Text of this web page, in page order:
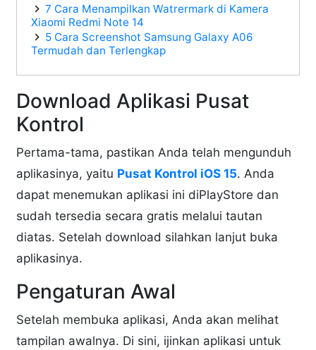
7 Cara Menampilkan Watrermark di Kamera
Xiaomi Redmi Note 14
5 Cara Screenshot Samsung Galaxy A06
Termudah dan Terlengkap
Download Aplikasi Pusat
Kontrol
Pertama-tama, pastikan Anda telah mengunduh
aplikasinya, yaitu Pusat Kontrol iOS 15. Anda
dapat menemukan aplikasi ini diPlayStore dan
sudah tersedia secara gratis melalui tautan
diatas. Setelah download silahkan lanjut buka
aplikasinya.
Pengaturan Awal
Setelah membuka aplikasi, Anda akan melihat
tampilan awalnya. Di sini, ijinkan aplikasi untuk